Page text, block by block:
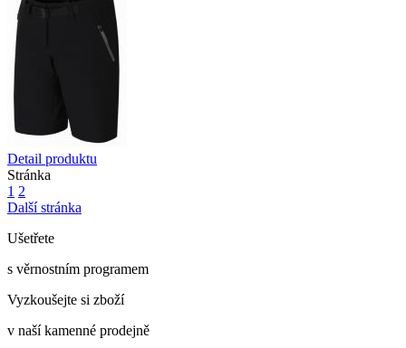
Detail produktu
Stránka
1 2
Další stránka
Ušetřete
s věrnostním programem
Vyzkoušejte si zboží
v naší kamenné prodejně